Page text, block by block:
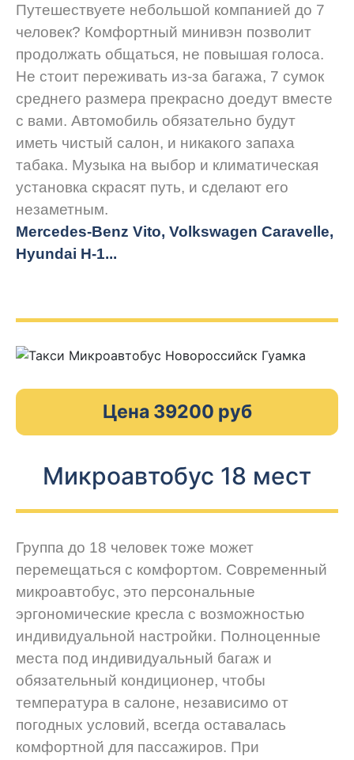
Путешествуете небольшой компанией до 7
человек? Комфортный минивэн позволит
продолжать общаться, не повышая голоса.
Не стоит переживать из-за багажа, 7 сумок
среднего размера прекрасно доедут вместе
с вами. Автомобиль обязательно будут
иметь чистый салон, и никакого запаха
табака. Музыка на выбор и климатическая
установка скрасят путь, и сделают его
незаметным.
Mercedes-Benz Vito, Volkswagen Caravelle,
Hyundai H-1...
Цена 39200 руб
Микроавтобус 18 мест
Группа до 18 человек тоже может
перемещаться с комфортом. Современный
микроавтобус, это персональные
эргономические кресла с возможностью
индивидуальной настройки. Полноценные
места под индивидуальный багаж и
обязательный кондиционер, чтобы
температура в салоне, независимо от
погодных условий, всегда оставалась
комфортной для пассажиров. При